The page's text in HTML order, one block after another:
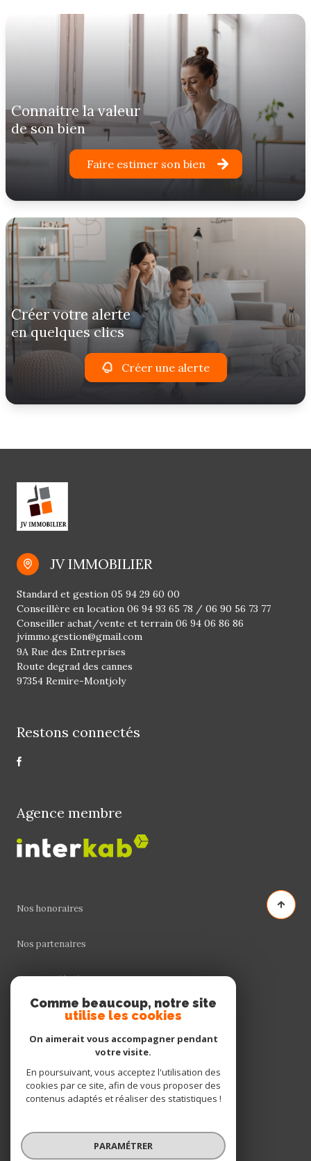
connaitre la valeur
de son bien
Faire estimer son bien
créer votre alerte
en quelques clics
Créer une alerte
JV IMMOBILIER
jvimmo.gestion@gmail.com
Standard et gestion 05 94 29 60 00
Conseillère en location 06 94 93 65 78 / 06 90 56 73 77
Conseiller achat/vente et terrain 06 94 06 86 86
9A Rue des Entreprises
Route degrad des cannes
97354 Remire-Montjoly
Restons connectés
Agence membre
Nos honoraires
Nos partenaires
Mentions légales
Cookies
© 2026 | Tous droits réservés
Comme beaucoup, notre site
utilise les cookies
On aimerait vous accompagner pendant
votre visite.
En poursuivant, vous acceptez l'utilisation des
cookies par ce site, afin de vous proposer des
contenus adaptés et réaliser des statistiques !
PARAMÉTRER